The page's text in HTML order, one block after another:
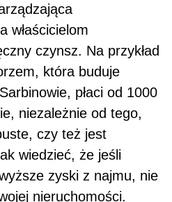
właścicielom
czynsz. Na przykład
która buduje
płaci od 1000
niezależnie od tego,
czy też jest
wiedzieć, że jeśli
zyski z najmu, nie
nieruchomości.